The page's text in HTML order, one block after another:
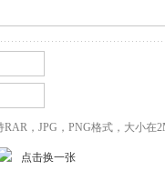
RAR，JPG，PNG格式，大小在
点击换一张